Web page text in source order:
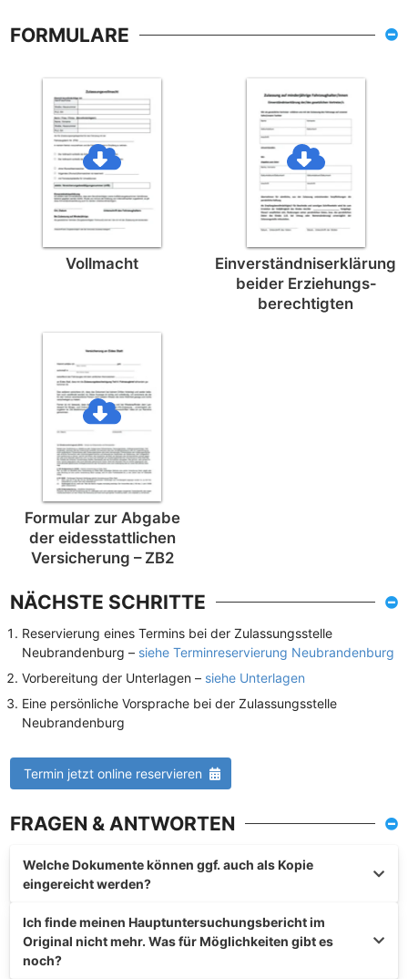
FORMULARE
Vollmacht
Einverständnis­erklärung
beider Erziehungs­
berechtigten
Formular zur Abgabe
der eides­stattlichen
Versicherung – ZB2
NÄCHSTE SCHRITTE
Reservierung eines Termins bei der Zulassungsstelle
Neubrandenburg – siehe Terminreservierung Neubrandenburg
Vorbereitung der Unterlagen – siehe Unterlagen
Eine persönliche Vorsprache bei der Zulassungsstelle
Neubrandenburg
Termin jetzt online reservieren
FRAGEN & ANTWORTEN
Welche Dokumente können ggf. auch als Kopie
eingereicht werden?
Ich finde meinen Hauptuntersuchungsbericht im
Original nicht mehr. Was für Möglichkeiten gibt es
noch?